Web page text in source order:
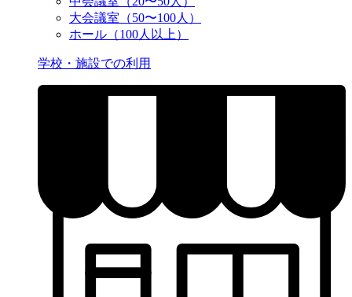
大会議室（50〜100人）
ホール（100人以上）
学校・施設での利用